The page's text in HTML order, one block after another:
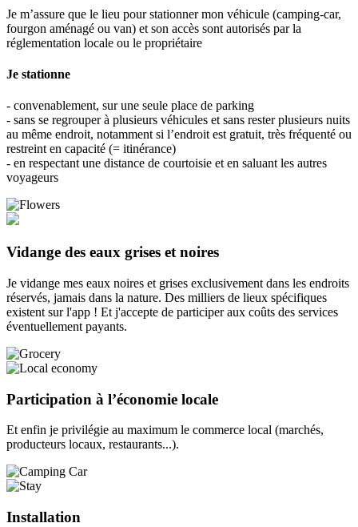
Je m’assure que le lieu pour stationner mon véhicule (camping-car,
fourgon aménagé ou van) et son accès sont autorisés par la
réglementation locale ou le propriétaire
Je stationne
- convenablement, sur une seule place de parking
- sans se regrouper à plusieurs véhicules et sans rester plusieurs nuits
au même endroit, notamment si l’endroit est gratuit, très fréquenté ou
restreint en capacité (= itinérance)
- en respectant une distance de courtoisie et en saluant les autres
voyageurs
Vidange des eaux grises et noires
Je vidange mes eaux noires et grises exclusivement dans les endroits
réservés, jamais dans la nature. Des milliers de lieux spécifiques
existent sur l'app ! Et j'accepte de participer aux coûts des services
éventuellement payants.
Participation à l’économie locale
Et enfin je privilégie au maximum le commerce local (marchés,
producteurs locaux, restaurants...).
Installation